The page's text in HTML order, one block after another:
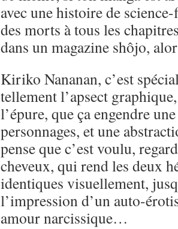
avec une histoire de
des morts à tous les
dans un magazine shôjo,
Kiriko Nananan, c’est
tellement l’apsect
l’épure, que ça engendre
personnages, et une
pense que c’est voulu,
cheveux, qui rend les deux
identiques visuellement,
l’impression d’un auto-
amour narcissique…